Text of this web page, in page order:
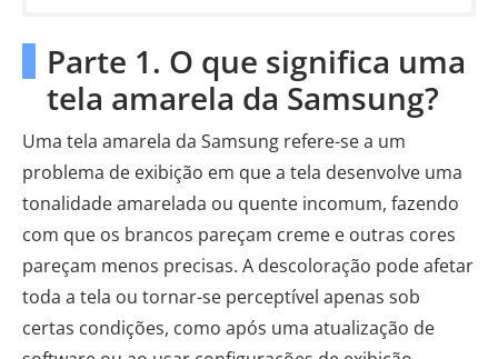
Parte 1. O que significa uma
tela amarela da Samsung?
Uma tela amarela da Samsung refere-se a um
problema de exibição em que a tela desenvolve uma
tonalidade amarelada ou quente incomum, fazendo
com que os brancos pareçam creme e outras cores
pareçam menos precisas. A descoloração pode afetar
toda a tela ou tornar-se perceptível apenas sob
certas condições, como após uma atualização de